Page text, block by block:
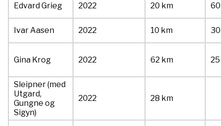
Edvard Grieg 2022 20 km 60
Ivar Aasen 2022 10 km 30
Gina Krog 2022 62 km 25
Sleipner (med
Utgard,
Gungne og
Sigyn)
2022 28 km